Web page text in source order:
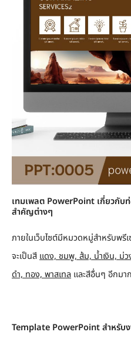
เทมเพลต PowerPoint เกี่ยวกับ
สำคัญต่างๆ
ภายในเว็บไซต์มีหมวดหมู่สำหรับพรี
จะเป็นสีแดง, ชมพู, ส้ม, น้ำเงิน, ม่ว
ดำ, ทอง, พาสเทล และสีอื่นๆ อีกมา
Template PowerPoint สำหรับ